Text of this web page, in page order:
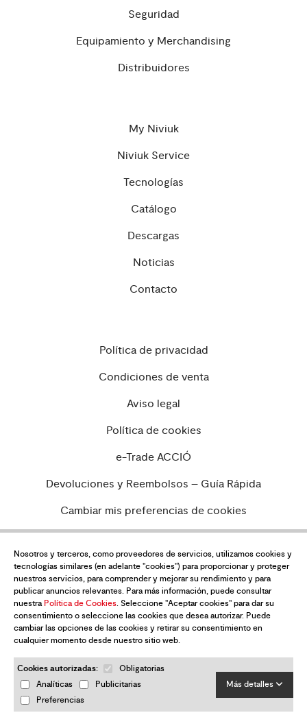
Seguridad
Equipamiento y Merchandising
Distribuidores
My Niviuk
Niviuk Service
Tecnologías
Catálogo
Descargas
Noticias
Contacto
Política de privacidad
Condiciones de venta
Aviso legal
Política de cookies
e-Trade ACCIÓ
Devoluciones y Reembolsos – Guía Rápida
Cambiar mis preferencias de cookies
¿Quieres estar al día de todas las
novedades?
Suscríbete a nuestra newsletter
Nosotros y terceros, como proveedores de servicios, utilizamos cookies y
tecnologías similares (en adelante "cookies") para proporcionar y proteger
nuestros servicios, para comprender y mejorar su rendimiento y para
publicar anuncios relevantes. Para más información, puede consultar
nuestra Política de Cookies. Seleccione "Aceptar cookies" para dar su
consentimiento o seleccione las cookies que desea autorizar. Puede
cambiar las opciones de las cookies y retirar su consentimiento en
cualquier momento desde nuestro sitio web.
Cookies autorizadas:
Obligatorias
Analíticas
Publicitarias
Preferencias
Más detalles